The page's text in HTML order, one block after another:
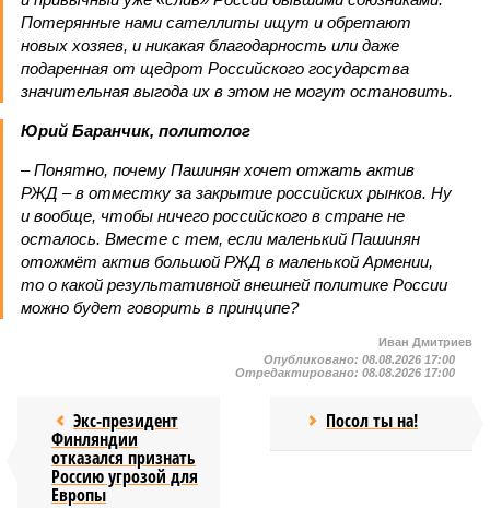
Потерянные нами сателлиты ищут и обретают
новых хозяев, и никакая благодарность или даже
подаренная от щедрот Российского государства
значительная выгода их в этом не могут остановить.
Юрий Баранчик, политолог
– Понятно, почему Пашинян хочет отжать актив
РЖД – в отместку за закрытие российских рынков. Ну
и вообще, чтобы ничего российского в стране не
осталось. Вместе с тем, если маленький Пашинян
отожмёт актив большой РЖД в маленькой Армении,
то о какой результативной внешней политике России
можно будет говорить в принципе?
Иван Дмитриев
Опубликовано: 08.08.2026 17:00
Отредактировано: 08.08.2026 17:00
Экс-президент
Финляндии
отказался признать
Россию угрозой для
Европы
Посол ты на!